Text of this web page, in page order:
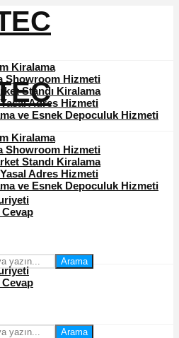
Kiralama
Showroom Hizmeti
Standı Kiralama
Adres Hizmeti
ve Esnek Depoculuk Hizmeti
Arama
Kiralama
Showroom Hizmeti
Standı Kiralama
Adres Hizmeti
ve Esnek Depoculuk Hizmeti
Arama